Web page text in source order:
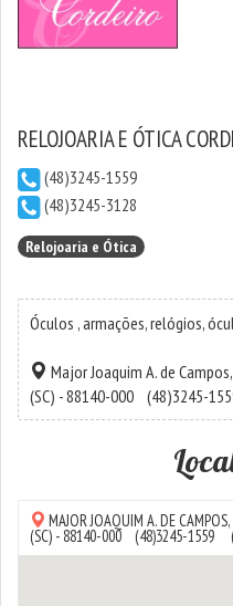
RELOJOARIA E ÓTICA
(48)3245-1559
(48)3245-3128
Relojoaria e Ótica
Óculos , armações, relógios,
Major Joaquim A. de
(SC) - 88140-000 (48)3245-
MAJOR JOAQUIM A. DE
(SC) - 88140-000 (48)3245-1559